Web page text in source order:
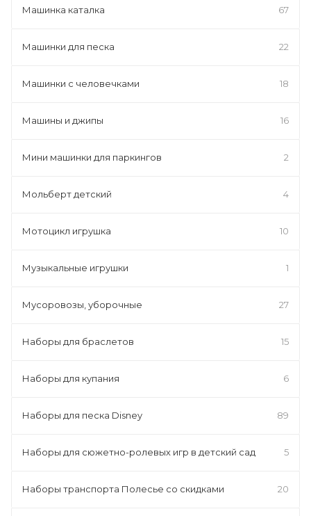
Машинка каталка 67
Машинки для песка 22
Машинки с человечками 18
Машины и джипы 16
Мини машинки для паркингов 2
Мольберт детский 4
Мотоцикл игрушка 10
Музыкальные игрушки 1
Мусоровозы, уборочные 27
Наборы для браслетов 15
Наборы для купания 6
Наборы для песка Disney 89
Наборы для сюжетно-ролевых игр в детский сад 5
Наборы транспорта Полесье со скидками 20